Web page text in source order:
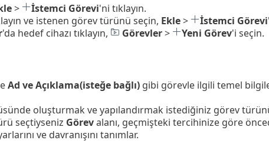
> İstemci Görevi'ni tıklayın.
ve istenen görev türünü seçin, Ekle> İstemci Görevi
'da hedef cihazı tıklayın, Görevler> Yeni Görev'i seçin.
Ad ve Açıklama(isteğe bağlı)gibi görevle ilgili temel
oluşturmak ve yapılandırmak istediğiniz görev
seçtiyseniz Görevalanı, geçmişteki tercihinize göre
ve davranışını tanımlar.